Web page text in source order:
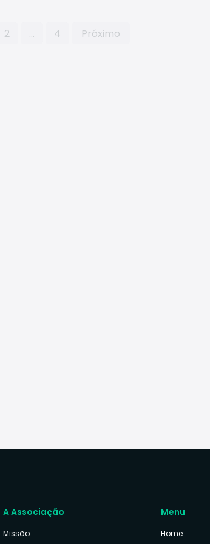
2 … 4 Próximo
A Associação
Missão
Menu
Home